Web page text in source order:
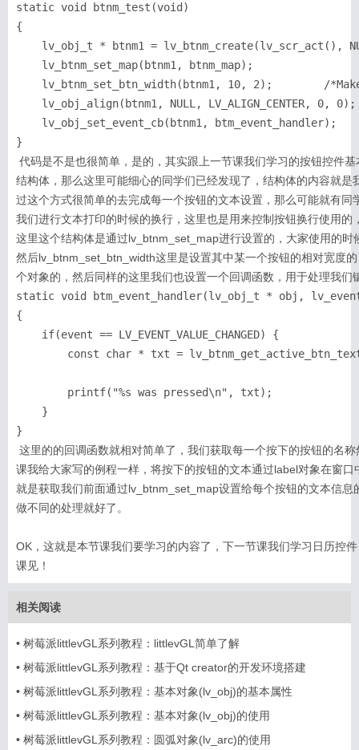
static void btnm_test(void)
{
lv_obj_t * btnm1 = lv_btnm_create(lv_scr_act(),
    lv_btnm_set_map(btnm1, btnm_map);
lv_btnm_set_btn_width(btnm1, 10, 2);        /
    lv_obj_align(btnm1, NULL, LV_ALIGN_CENTER, 0, 0);
    lv_obj_set_event_cb(btnm1, btm_event_handler);
}
结构体，那么这里可能细心的同学们已经发现了，结构体的内容就
过这个方式很简单的去完成每一个按钮的文本设置，那么可能就有同
我们进行文本打印的时候的换行，这里也是用来控制按钮换行使用
这里这个结构体是通过lv_btnm_set_map进行设置的，大家使用的时
然后lv_btnm_set_btn_width这里是设置其中某一个按钮的相对宽度
个对象的，然后同样的这里我们也设置一个回调函数，用于处理我们
static void btm_event_handler(lv_obj_t * obj,
{
    if(event == LV_EVENT_VALUE_CHANGED) {
const char * txt =
        printf("%s was pressed\n", txt);
    }
}
课我给大家写的例程一样，将按下的按钮的文本通过label对象在窗
就是获取我们前面通过lv_btnm_set_map设置给每个按钮的文本信
做不同的处理就好了。
OK，这就是本节课我们要学习的内容了，下一节课我们学习日历控
课见！
相关阅读
• 树莓派littlevGL系列教程：littlevGL简单了解
• 树莓派littlevGL系列教程：基于Qt creator的开发环境搭建
• 树莓派littlevGL系列教程：基本对象(lv_obj)的基本属性
• 树莓派littlevGL系列教程：基本对象(lv_obj)的使用
• 树莓派littlevGL系列教程：圆弧对象(lv_arc)的使用